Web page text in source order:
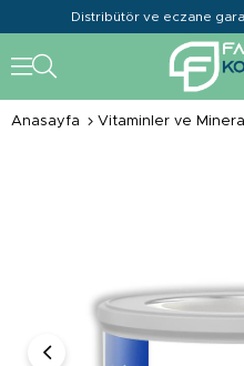
Distribütör ve eczane
Anasayfa Vitaminler ve